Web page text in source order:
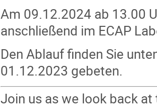
Am 09.12.2024 ab 13.00
anschließend im ECAP
Den Ablauf finden Sie
01.12.2023 gebeten.
Join us as we look back